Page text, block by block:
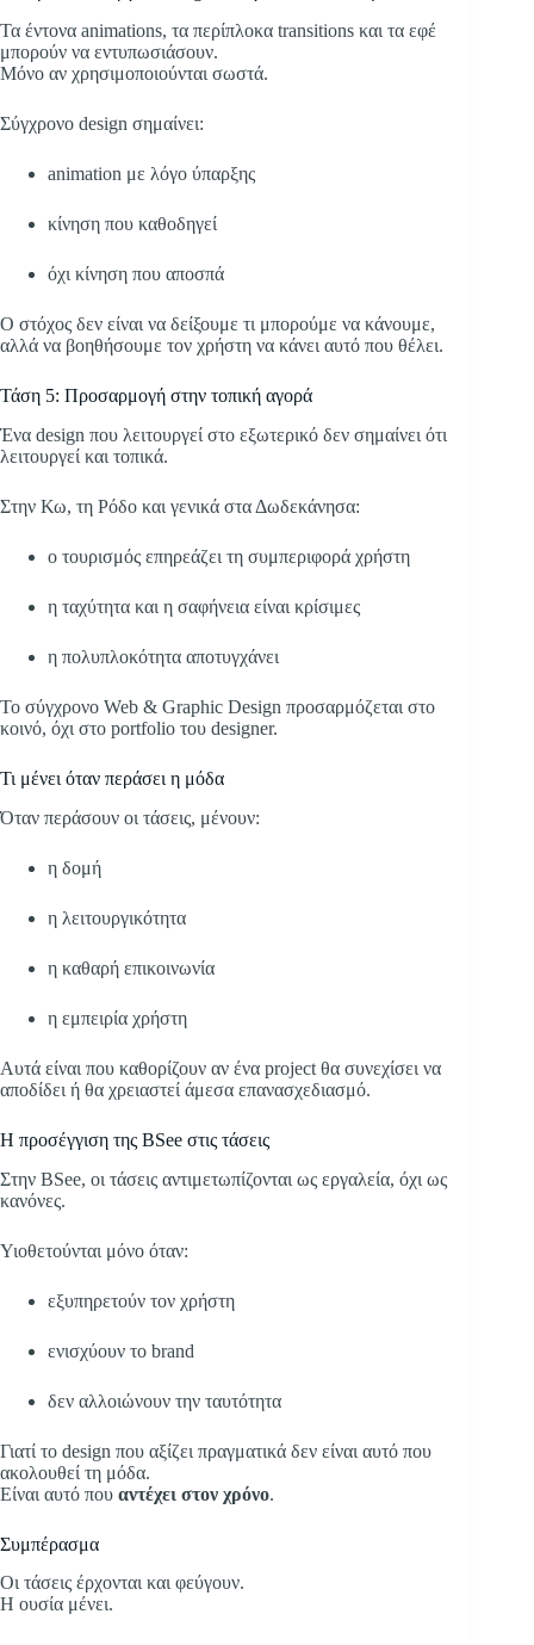
Τα έντονα animations, τα περίπλοκα transitions και τα εφέ
μπορούν να εντυπωσιάσουν.
Μόνο αν χρησιμοποιούνται σωστά.
Σύγχρονο design σημαίνει:
animation με λόγο ύπαρξης
κίνηση που καθοδηγεί
όχι κίνηση που αποσπά
Ο στόχος δεν είναι να δείξουμε τι μπορούμε να κάνουμε,
αλλά να βοηθήσουμε τον χρήστη να κάνει αυτό που θέλει.
Τάση 5: Προσαρμογή στην τοπική αγορά
Ένα design που λειτουργεί στο εξωτερικό δεν σημαίνει ότι
λειτουργεί και τοπικά.
Στην Κω, τη Ρόδο και γενικά στα Δωδεκάνησα:
ο τουρισμός επηρεάζει τη συμπεριφορά χρήστη
η ταχύτητα και η σαφήνεια είναι κρίσιμες
η πολυπλοκότητα αποτυγχάνει
Το σύγχρονο Web & Graphic Design προσαρμόζεται στο
κοινό, όχι στο portfolio του designer.
Τι μένει όταν περάσει η μόδα
Όταν περάσουν οι τάσεις, μένουν:
η δομή
η λειτουργικότητα
η καθαρή επικοινωνία
η εμπειρία χρήστη
Αυτά είναι που καθορίζουν αν ένα project θα συνεχίσει να
αποδίδει ή θα χρειαστεί άμεσα επανασχεδιασμό.
Η προσέγγιση της BSee στις τάσεις
Στην BSee, οι τάσεις αντιμετωπίζονται ως εργαλεία, όχι ως
κανόνες.
Υιοθετούνται μόνο όταν:
εξυπηρετούν τον χρήστη
ενισχύουν το brand
δεν αλλοιώνουν την ταυτότητα
Γιατί το design που αξίζει πραγματικά δεν είναι αυτό που
ακολουθεί τη μόδα.
Είναι αυτό που αντέχει στον χρόνο.
Συμπέρασμα
Οι τάσεις έρχονται και φεύγουν.
Η ουσία μένει.